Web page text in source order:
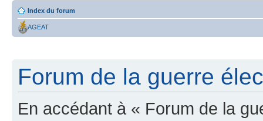
Index du forum
AGEAT
Forum de la guerre
En accédant à « Forum de la